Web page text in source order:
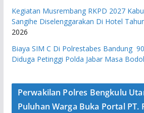
Kegiatan Musrembang RKPD 2027
Sangihe Diselenggarakan Di Hotel
2026
Biaya SIM C Di Polrestabes Bandung
Diduga Petinggi Polda Jabar Masa
Perwakilan Polres Bengkulu
Puluhan Warga Buka Portal PT.